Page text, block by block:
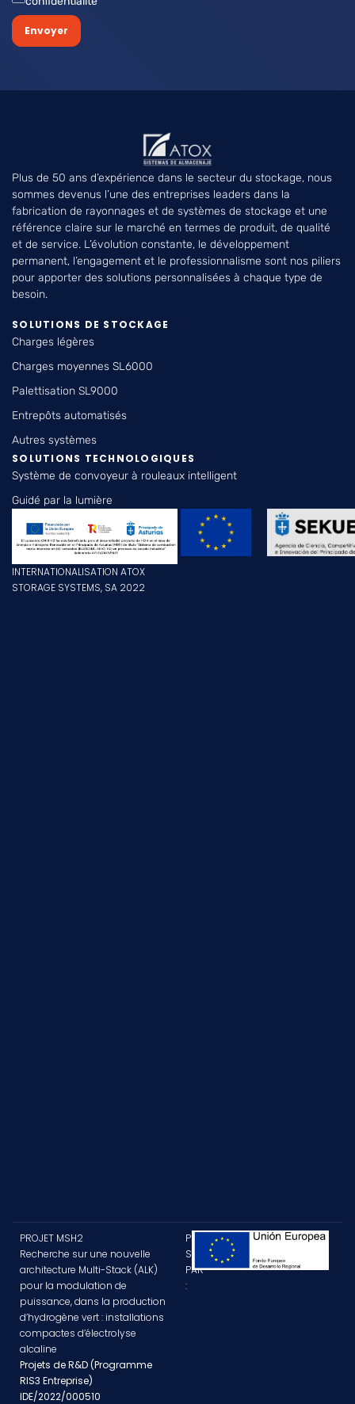
Envoyer
Plus de 50 ans d’expérience dans le secteur du stockage, nous
sommes devenus l’une des entreprises leaders dans la
fabrication de rayonnages et de systèmes de stockage et une
référence claire sur le marché en termes de produit, de qualité
et de service. L’évolution constante, le développement
permanent, l’engagement et le professionnalisme sont nos piliers
pour apporter des solutions personnalisées à chaque type de
besoin.
SOLUTIONS DE STOCKAGE
Charges légères
Charges moyennes SL6000
Palettisation SL9000
Entrepôts automatisés
Autres systèmes
SOLUTIONS TECHNOLOGIQUES
Système de convoyeur à rouleaux intelligent
Guidé par la lumière
INTERNATIONALISATION ATOX
STORAGE SYSTEMS, SA 2022
PROJET MSH2
Recherche sur une nouvelle
architecture Multi-Stack (ALK)
pour la modulation de
puissance, dans la production
d’hydrogène vert : installations
compactes d’électrolyse
alcaline
Projets de R&D (Programme
RIS3 Entreprise)
IDE/2022/000510
PROJET
SUBVENTIONNÉ
PAR
: